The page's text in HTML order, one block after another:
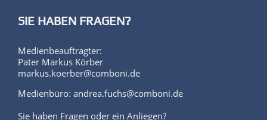
SIE HABEN FRAGEN?
Medienbeauftragter:
Pater Markus Körber
markus.koerber@comboni.de
Medienbüro: andrea.fuchs@comboni.de
Sie haben Fragen oder ein Anliegen?